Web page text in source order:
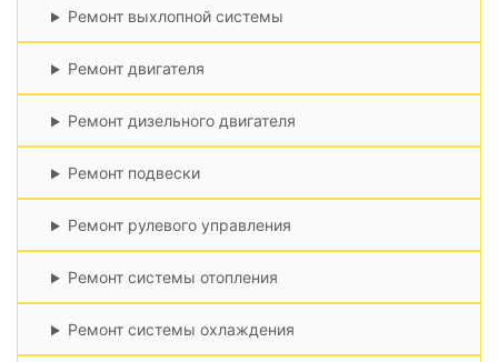
Ремонт выхлопной системы
Ремонт двигателя
Ремонт дизельного двигателя
Ремонт подвески
Ремонт рулевого управления
Ремонт системы отопления
Ремонт системы охлаждения